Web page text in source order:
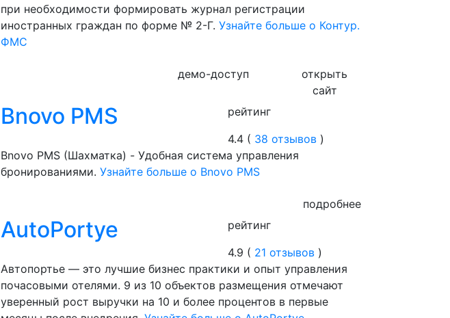
при необходимости формировать журнал регистрации
иностранных граждан по форме № 2-Г. Узнайте больше о Контур.
ФМС
демо-доступ
открыть
сайт
Bnovo PMS
рейтинг
4.4 ( 38 отзывов )
Bnovo PMS (Шахматка) - Удобная система управления
бронированиями. Узнайте больше о Bnovo PMS
подробнее
AutoPortye
рейтинг
4.9 ( 21 отзывов )
Автопортье — это лучшие бизнес практики и опыт управления
почасовыми отелями. 9 из 10 объектов размещения отмечают
уверенный рост выручки на 10 и более процентов в первые